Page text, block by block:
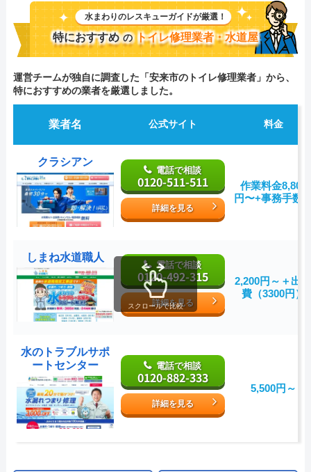
水まわりのレスキューガイドが厳選！
特におすすめ の トイレ修理業者・水道屋
運営チームが独自に調査した「安来市のトイレ修理業者」から、
特におすすめの業者を厳選しました。
業者名 公式サイト 料金
クラシアン
電話で相談
0120-511-511
詳細を見る
作業料金8,800
円〜+事務手数
しまね水道職人
電話で相談
0120-492-315
詳細を見る
2,200円～＋出
費（3300円）
水のトラブルサポ
ートセンター
電話で相談
0120-882-333
詳細を見る
5,500円～
スクロールで比較